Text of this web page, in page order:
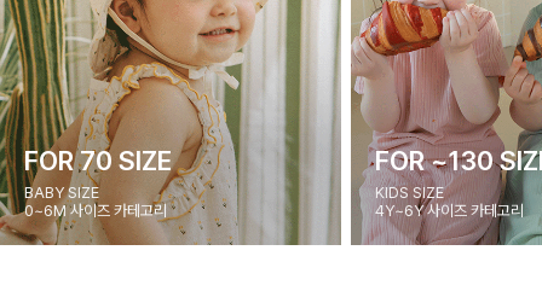
FOR 70 SIZE
BABY SIZE
0~6M 사이즈 카테고리
FOR ~130
KIDS SIZE
4Y~6Y 사이즈 카테고리